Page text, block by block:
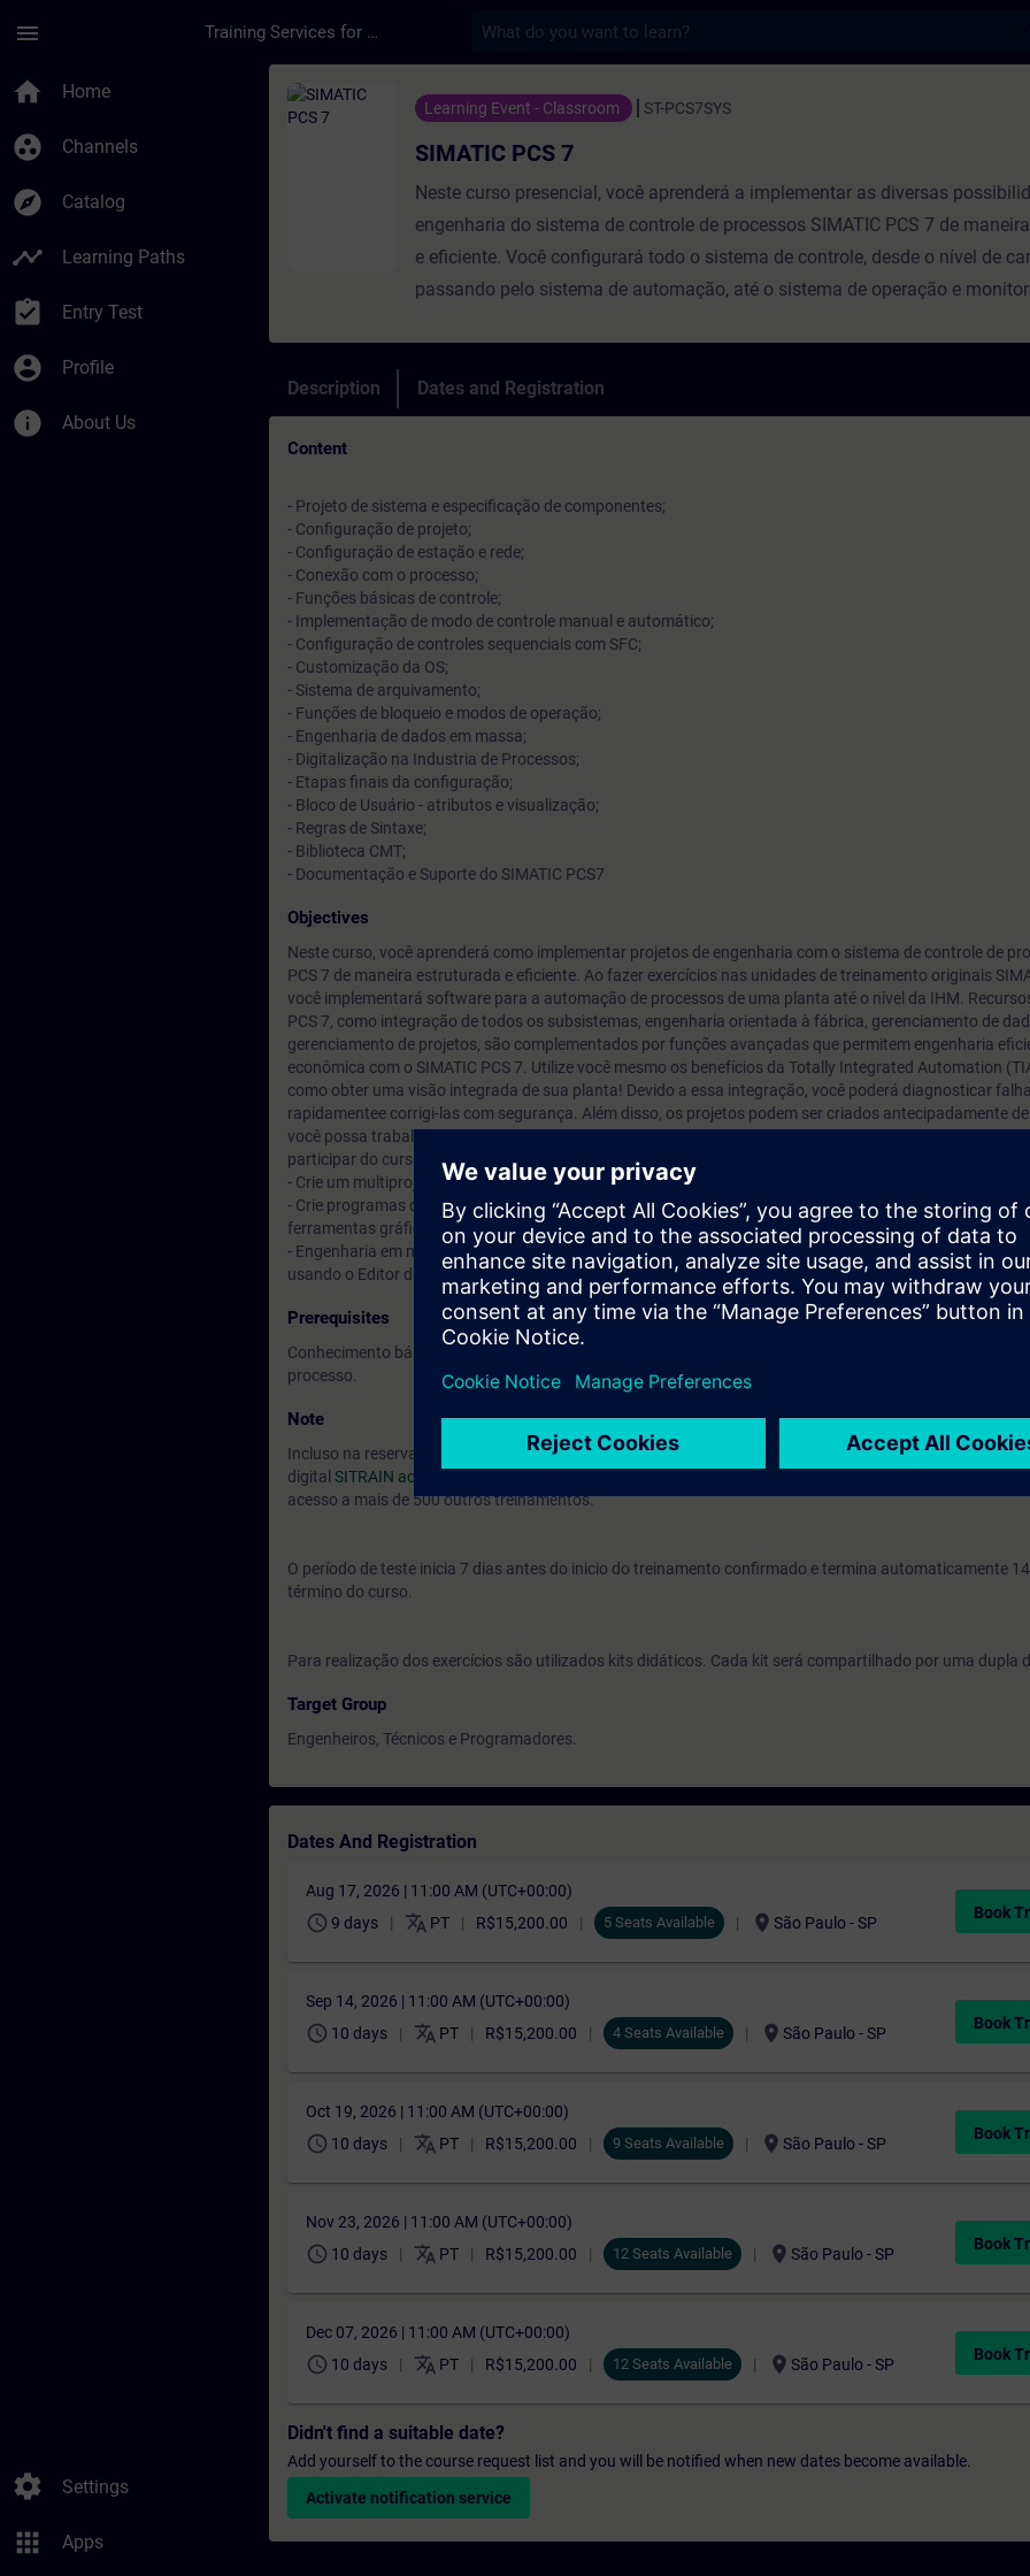
menu Training Services for Digital Industries
home Home
group_work Channels
explore Catalog
timeline Learning Paths
assignment_turned_in Entry Test
account_circle Profile
info About Us
settings Settings
apps Apps
Course - SIMATIC PCS 7 - Training - Training - Professional
Learning Event - Classroom ST-PCS7SYS
SIMATIC PCS 7
Neste curso presencial, você aprenderá a implementar as diversas
engenharia do sistema de controle de processos SIMATIC PCS 7 de
e eficiente. Você configurará todo o sistema de controle, desde o nível de
passando pelo sistema de automação, até o sistema de operação e
Description Dates and Registration
Content
- Projeto de sistema e especificação de componentes;
- Configuração de projeto;
- Configuração de estação e rede;
- Conexão com o processo;
- Funções básicas de controle;
- Implementação de modo de controle manual e automático;
- Configuração de controles sequenciais com SFC;
- Customização da OS;
- Sistema de arquivamento;
- Funções de bloqueio e modos de operação;
- Engenharia de dados em massa;
- Digitalização na Industria de Processos;
- Etapas finais da configuração;
- Bloco de Usuário - atributos e visualização;
- Regras de Sintaxe;
- Biblioteca CMT;
- Documentação e Suporte do SIMATIC PCS7
Objectives
Neste curso, você aprenderá como implementar projetos de engenharia com o sistema de controle de
PCS 7 de maneira estruturada e eficiente. Ao fazer exercícios nas unidades de treinamento originais
você implementará software para a automação de processos de uma planta até o nível da IHM.
PCS 7, como integração de todos os subsistemas, engenharia orientada à fábrica, gerenciamento de
gerenciamento de projetos, são complementados por funções avançadas que permitem engenharia
econômica com o SIMATIC PCS 7. Utilize você mesmo os benefícios da Totally Integrated Automation
como obter uma visão integrada de sua planta! Devido a essa integração, você poderá diagnosticar
rapidamentee corrigi-las com segurança. Além disso, os projetos podem ser criados antecipadamente
você possa trabalhar com vários aplicativos. Isso permite engenharia otimizada em tempo e econômica.
participar do curso, você pode fazer o seguinte:
- Crie um multiprojeto PCS 7 adequado e configure o hardware das estações AS e PC.
- Crie programas de usuário compatíveis com os padrões PCS 7 usando as ferramentas mais importantes
ferramentas gráficas do conjunto de ferramentas de engenharia PCS 7.
- Engenharia em massa usando os tipos Assistente de importação / exportação e Módulo de controle e
usando o Editor de lista tecnológica.
Prerequisites
Conhecimento básico de engenharia elétrica, sistemas de controle e controle de feedback e engenharia
processo.
Note
Incluso na reserva do seu curso, você recebe uma conta de teste gratuito para acessar a Plataforma de
digital SITRAIN access.
acesso a mais de 500 outros treinamentos.
O período de teste inicia 7 dias antes do inicio do treinamento confirmado e termina automaticamente
término do curso.
Para realização dos exercícios são utilizados kits didáticos. Cada kit será compartilhado por uma dupla
Target Group
Engenheiros, Técnicos e Programadores.
Dates And Registration
Aug 17, 2026 | 11:00 AM (UTC+00:00)
schedule 9 days translate PT R$15,200.00 5 Seats Available location_on São Paulo - SP
Book
Sep 14, 2026 | 11:00 AM (UTC+00:00)
schedule 10 days translate PT R$15,200.00 4 Seats Available location_on São Paulo - SP
Book
Oct 19, 2026 | 11:00 AM (UTC+00:00)
schedule 10 days translate PT R$15,200.00 9 Seats Available location_on São Paulo - SP
Book
Nov 23, 2026 | 11:00 AM (UTC+00:00)
schedule 10 days translate PT R$15,200.00 12 Seats Available location_on São Paulo - SP
Book
Dec 07, 2026 | 11:00 AM (UTC+00:00)
schedule 10 days translate PT R$15,200.00 12 Seats Available location_on São Paulo - SP
Book
Didn't find a suitable date?
Add yourself to the course request list and you will be notified when new dates become available.
Activate notification service